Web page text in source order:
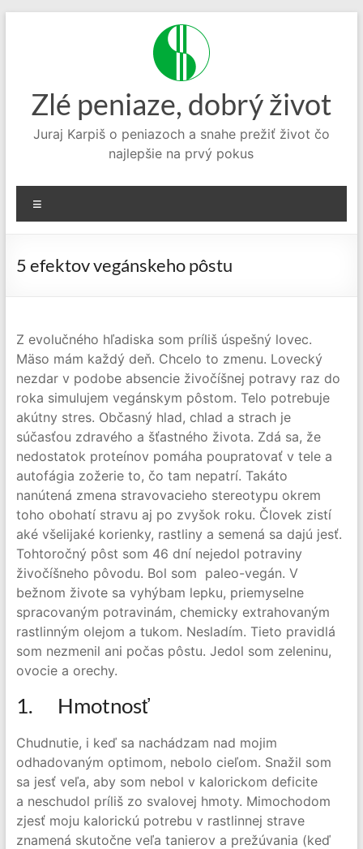
Zlé peniaze, dobrý život
Juraj Karpiš o peniazoch a snahe prežiť život čo
najlepšie na prvý pokus
5 efektov vegánskeho pôstu
Z evolučného hľadiska som príliš úspešný lovec.
Mäso mám každý deň. Chcelo to zmenu. Lovecký
nezdar v podobe absencie živočíšnej potravy raz do
roka simulujem vegánskym pôstom. Telo potrebuje
akútny stres. Občasný hlad, chlad a strach je
súčasťou zdravého a šťastného života. Zdá sa, že
nedostatok proteínov pomáha poupratovať v tele a
autofágia zožerie to, čo tam nepatrí. Takáto
nanútená zmena stravovacieho stereotypu okrem
toho obohatí stravu aj po zvyšok roku. Človek zistí
aké všelijaké korienky, rastliny a semená sa dajú jesť.
Tohtoročný pôst som 46 dní nejedol potraviny
živočíšneho pôvodu. Bol som paleo-vegán. V
bežnom živote sa vyhýbam lepku, priemyselne
spracovaným potravinám, chemicky extrahovaným
rastlinným olejom a tukom. Nesladím. Tieto pravidlá
som nezmenil ani počas pôstu. Jedol som zeleninu,
ovocie a orechy.
1. Hmotnosť
Chudnutie, i keď sa nachádzam nad mojim
odhadovaným optimom, nebolo cieľom. Snažil som
sa jesť veľa, aby som nebol v kalorickom deficite
a neschudol príliš zo svalovej hmoty. Mimochodom
zjesť moju kalorickú potrebu v rastlinnej strave
znamená skutočne veľa tanierov a prežúvania (keď